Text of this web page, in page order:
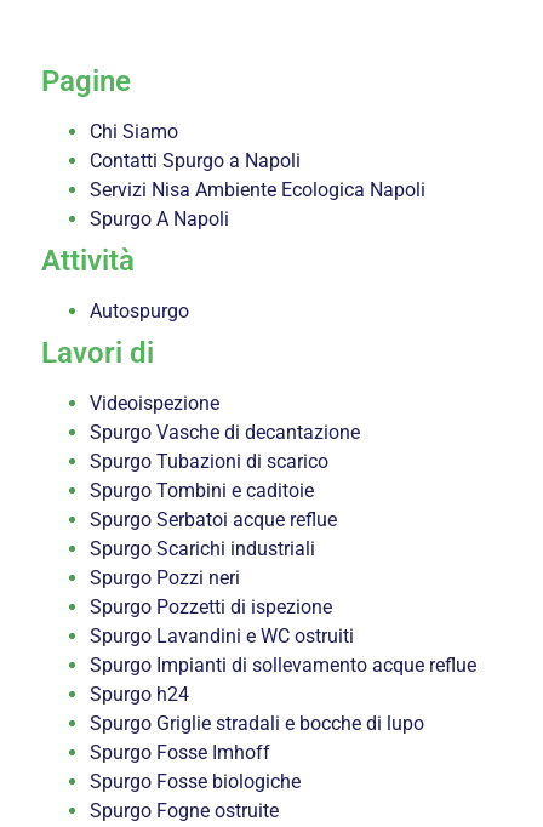
Pagine
Chi Siamo
Contatti Spurgo a Napoli
Servizi Nisa Ambiente Ecologica Napoli
Spurgo A Napoli
Attività
Autospurgo
Lavori di
Videoispezione
Spurgo Vasche di decantazione
Spurgo Tubazioni di scarico
Spurgo Tombini e caditoie
Spurgo Serbatoi acque reflue
Spurgo Scarichi industriali
Spurgo Pozzi neri
Spurgo Pozzetti di ispezione
Spurgo Lavandini e WC ostruiti
Spurgo Impianti di sollevamento acque reflue
Spurgo h24
Spurgo Griglie stradali e bocche di lupo
Spurgo Fosse Imhoff
Spurgo Fosse biologiche
Spurgo Fogne ostruite